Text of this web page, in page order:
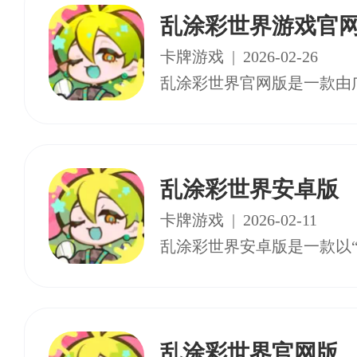
乱涂彩世界游戏官
卡牌游戏 | 2026-02-26
乱涂彩世界安卓版
卡牌游戏 | 2026-02-11